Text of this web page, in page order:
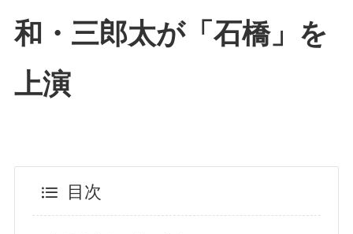
和・三郎太が「石橋」を
上演
目次